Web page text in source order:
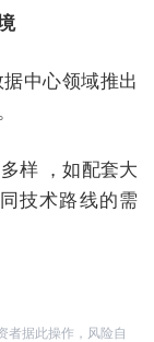
中心领域推出
样 ，如配套大
技术路线的需
者据此操作，风险自